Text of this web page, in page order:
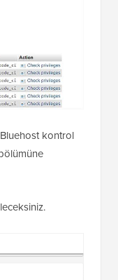
Bluehost kontrol